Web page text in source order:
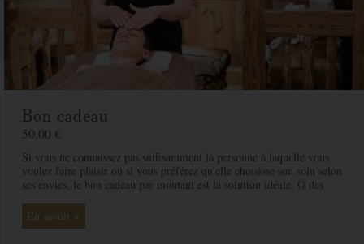
Bon cadeau
50,00 €
Si vous ne connaissez pas suffisamment la personne à laquelle vous
voulez faire plaisir ou si vous préférez qu'elle choisisse son soin selon
ses envies, le bon cadeau par montant est la solution idéale. Ô des
proche et ainsi rendre ce moment exceptionnel.
En savoir +